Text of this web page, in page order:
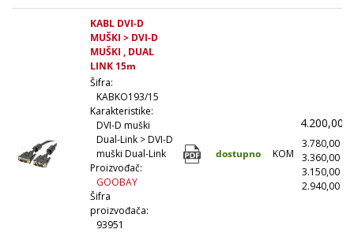
KABL DVI-D
MUŠKI > DVI-D
MUŠKI , DUAL
LINK 15m
Šifra:
KABKO193/15
Karakteristike:
DVI-D muški
Dual-Link > DVI-D
muški Dual-Link
Proizvođač:
GOOBAY
Šifra
proizvođača:
93951
dostupno KOM
4.200,00
3.780,00
3.360,00
3.150,00
2.940,00